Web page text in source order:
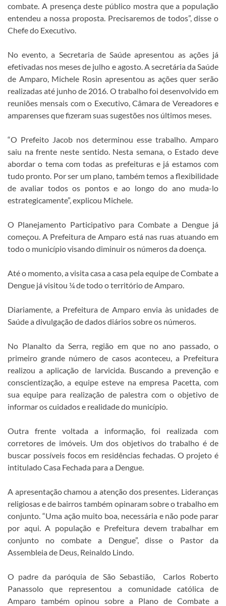
combate. A presença deste público mostra que a população
entendeu a nossa proposta. Precisaremos de todos”, disse o
Chefe do Executivo.
No evento, a Secretaria de Saúde apresentou as ações já
efetivadas nos meses de julho e agosto. A secretária da Saúde
de Amparo, Michele Rosin apresentou as ações quer serão
realizadas até junho de 2016. O trabalho foi desenvolvido em
reuniões mensais com o Executivo, Câmara de Vereadores e
amparenses que fizeram suas sugestões nos últimos meses.
“O Prefeito Jacob nos determinou esse trabalho. Amparo
saiu na frente neste sentido. Nesta semana, o Estado deve
abordar o tema com todas as prefeituras e já estamos com
tudo pronto. Por ser um plano, também temos a flexibilidade
de avaliar todos os pontos e ao longo do ano muda-lo
estrategicamente”, explicou Michele.
O Planejamento Participativo para Combate a Dengue já
começou. A Prefeitura de Amparo está nas ruas atuando em
todo o município visando diminuir os números da doença.
Até o momento, a visita casa a casa pela equipe de Combate a
Dengue já visitou ¼ de todo o território de Amparo.
Diariamente, a Prefeitura de Amparo envia às unidades de
Saúde a divulgação de dados diários sobre os números.
No Planalto da Serra, região em que no ano passado, o
primeiro grande número de casos aconteceu, a Prefeitura
realizou a aplicação de larvicida. Buscando a prevenção e
conscientização, a equipe esteve na empresa Pacetta, com
sua equipe para realização de palestra com o objetivo de
informar os cuidados e realidade do município.
Outra frente voltada a informação, foi realizada com
corretores de imóveis. Um dos objetivos do trabalho é de
buscar possíveis focos em residências fechadas. O projeto é
intitulado Casa Fechada para a Dengue.
A apresentação chamou a atenção dos presentes. Lideranças
religiosas e de bairros também opinaram sobre o trabalho em
conjunto. “Uma ação muito boa, necessária e não pode parar
por aqui. A população e Prefeitura devem trabalhar em
conjunto no combate a Dengue”, disse o Pastor da
Assembleia de Deus, Reinaldo Lindo.
O padre da paróquia de São Sebastião, Carlos Roberto
Panassolo que representou a comunidade católica de
Amparo também opinou sobre a Plano de Combate a